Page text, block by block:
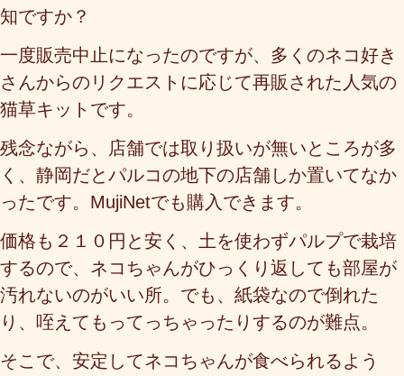
知ですか？
一度販売中止になったのですが、多くのネコ好き
さんからのリクエストに応じて再販された人気の
猫草キットです。
残念ながら、店舗では取り扱いが無いところが多
く、静岡だとパルコの地下の店舗しか置いてなか
ったです。MujiNetでも購入できます。
価格も２１０円と安く、土を使わずパルプで栽培
するので、ネコちゃんがひっくり返しても部屋が
汚れないのがいい所。でも、紙袋なので倒れた
り、咥えてもってっちゃったりするのが難点。
そこで、安定してネコちゃんが食べられるよう